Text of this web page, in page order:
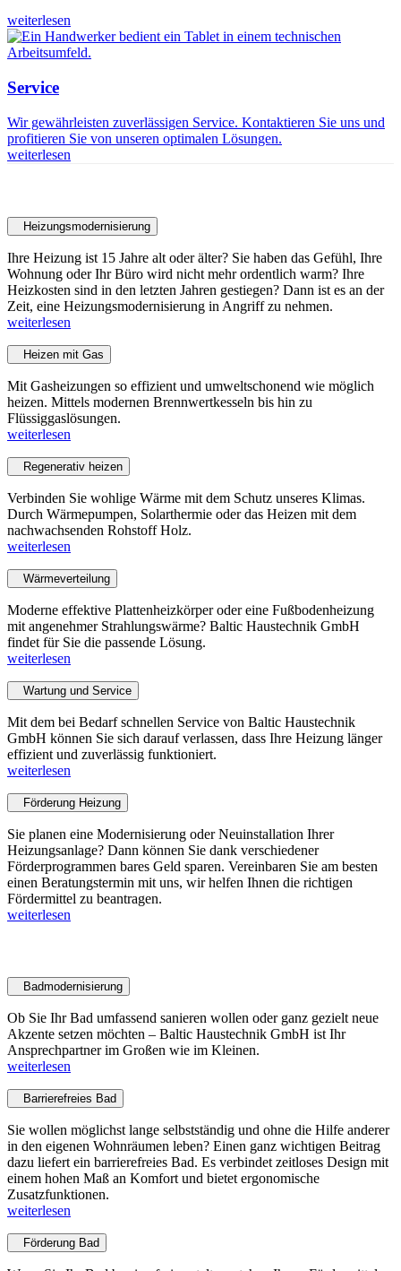
weiterlesen
Service
Wir gewährleisten zuverlässigen Service. Kontaktieren Sie uns und
profitieren Sie von unseren optimalen Lösungen.
weiterlesen
Heizungsmodernisierung
Ihre Heizung ist 15 Jahre alt oder älter? Sie haben das Gefühl, Ihre
Wohnung oder Ihr Büro wird nicht mehr ordentlich warm? Ihre
Heizkosten sind in den letzten Jahren gestiegen? Dann ist es an der
Zeit, eine Heizungsmodernisierung in Angriff zu nehmen.
weiterlesen
Heizen mit Gas
Mit Gasheizungen so effizient und umweltschonend wie möglich
heizen. Mittels modernen Brennwertkesseln bis hin zu
Flüssiggaslösungen.
weiterlesen
Regenerativ heizen
Verbinden Sie wohlige Wärme mit dem Schutz unseres Klimas.
Durch Wärmepumpen, Solarthermie oder das Heizen mit dem
nachwachsenden Rohstoff Holz.
weiterlesen
Wärmeverteilung
Moderne effektive Plattenheizkörper oder eine Fußbodenheizung
mit angenehmer Strahlungswärme? Baltic Haustechnik GmbH
findet für Sie die passende Lösung.
weiterlesen
Wartung und Service
Mit dem bei Bedarf schnellen Service von Baltic Haustechnik
GmbH können Sie sich darauf verlassen, dass Ihre Heizung länger
effizient und zuverlässig funktioniert.
weiterlesen
Förderung Heizung
Sie planen eine Modernisierung oder Neuinstallation Ihrer
Heizungsanlage? Dann können Sie dank verschiedener
Förderprogrammen bares Geld sparen. Vereinbaren Sie am besten
einen Beratungstermin mit uns, wir helfen Ihnen die richtigen
Fördermittel zu beantragen.
weiterlesen
Badmodernisierung
Ob Sie Ihr Bad umfassend sanieren wollen oder ganz gezielt neue
Akzente setzen möchten – Baltic Haustechnik GmbH ist Ihr
Ansprechpartner im Großen wie im Kleinen.
weiterlesen
Barrierefreies Bad
Sie wollen möglichst lange selbstständig und ohne die Hilfe anderer
in den eigenen Wohnräumen leben? Einen ganz wichtigen Beitrag
dazu liefert ein barrierefreies Bad. Es verbindet zeitloses Design mit
einem hohen Maß an Komfort und bietet ergonomische
Zusatzfunktionen.
weiterlesen
Förderung Bad